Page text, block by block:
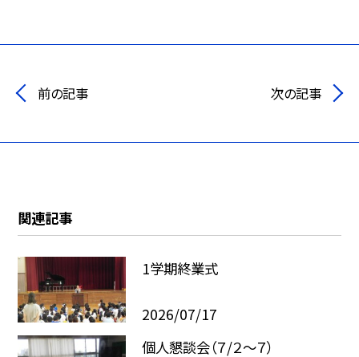
前の記事 次の記事
関連記事
1学期終業式
2026/07/17
個人懇談会（７/２～７）